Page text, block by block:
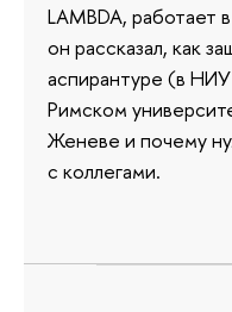
LAMBDA, работает
он рассказал, как
аспирантуре (в
Римском
Женеве и почему
с коллегами.